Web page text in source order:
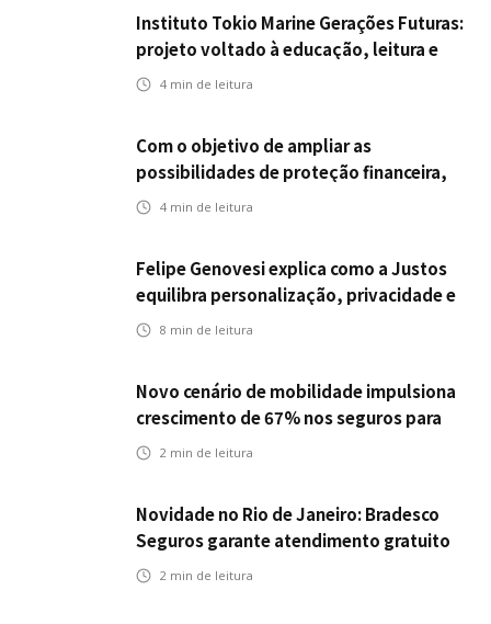
Instituto Tokio Marine Gerações Futuras:
projeto voltado à educação, leitura e
empregabilidade
4 min de leitura
Com o objetivo de ampliar as
possibilidades de proteção financeira,
Icatu Seguros eleva capital segurado
4 min de leitura
Felipe Genovesi explica como a Justos
equilibra personalização, privacidade e
tecnologia
8 min de leitura
Novo cenário de mobilidade impulsiona
crescimento de 67% nos seguros para
veículos elétricos da Bradesco Seguros
2 min de leitura
Novidade no Rio de Janeiro: Bradesco
Seguros garante atendimento gratuito
na Ponte Rio-Niterói
2 min de leitura